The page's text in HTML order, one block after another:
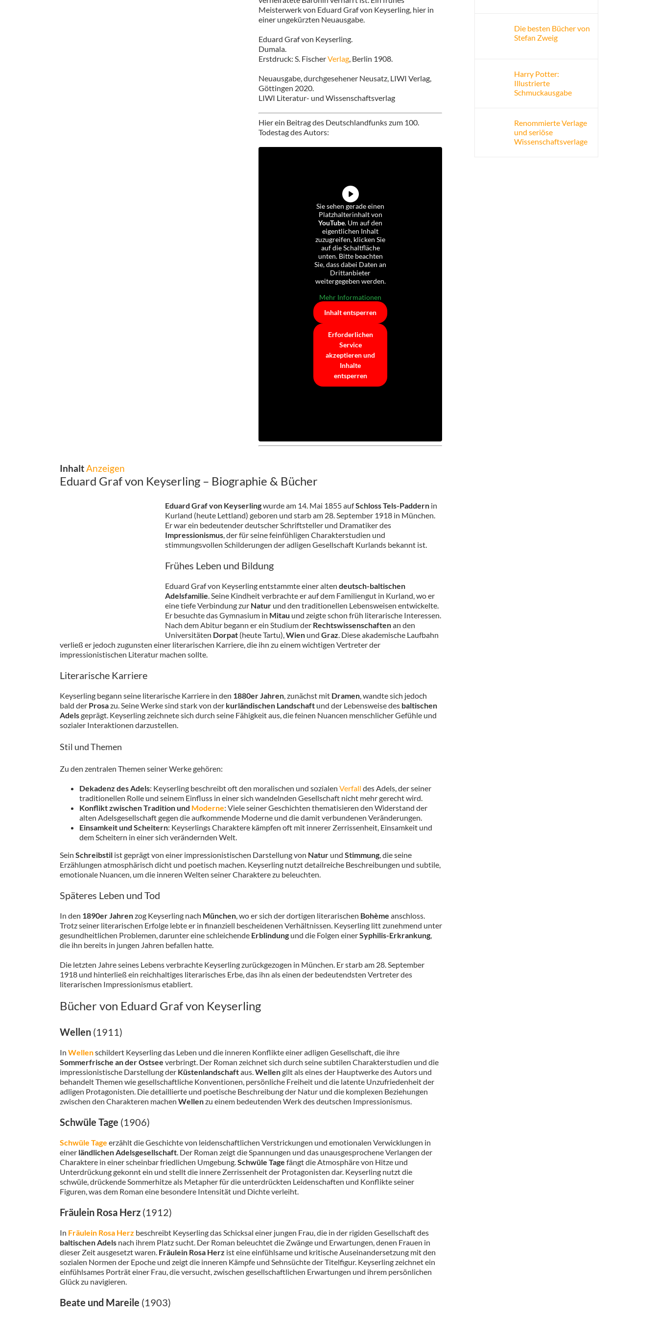
Meisterwerk von Eduard Graf von Keyserling, hier in
einer ungekürzten Neuausgabe.
Eduard Graf von Keyserling.
Dumala.
Erstdruck: S. FischerVerlag, Berlin 1908.
Neuausgabe, durchgesehener Neusatz, LIWI Verlag,
Göttingen 2020.
LIWI Literatur- und Wissenschaftsverlag
Hier ein Beitrag des Deutschlandfunks zum 100.
Todestag des Autors:
Sie sehen gerade einen
Platzhalterinhalt von
YouTube. Um auf den
eigentlichen Inhalt
zuzugreifen, klicken Sie
auf die Schaltfläche
unten. Bitte beachten
Sie, dass dabei Daten an
Drittanbieter
weitergegeben werden.
Mehr Informationen
Inhalt entsperren
Erforderlichen
Service
akzeptieren und
Inhalte
entsperren
InhaltAnzeigen
Eduard Graf von Keyserling – Biographie & Bücher
Eduard Graf von Keyserlingwurde am 14. Mai 1855 aufSchloss Tels-Paddernin
Kurland (heute Lettland) geboren und starb am 28. September 1918 in München.
Er war ein bedeutender deutscher Schriftsteller und Dramatiker des
Impressionismus, der für seine feinfühligen Charakterstudien und
stimmungsvollen Schilderungen der adligen Gesellschaft Kurlands bekannt ist.
Frühes Leben und Bildung
Eduard Graf von Keyserling entstammte einer alten deutsch-baltischen
Adelsfamilie. Seine Kindheit verbrachte er auf dem Familiengut in Kurland, wo er
eine tiefe Verbindung zur Naturund den traditionellen Lebensweisen entwickelte.
Er besuchte das Gymnasium in Mitau und zeigte schon früh literarische Interessen.
Nach dem Abitur begann er ein Studium der Rechtswissenschaftenan den
Universitäten Dorpat(heute Tartu),Wienund Graz. Diese akademische Laufbahn
verließ er jedoch zugunsten einer literarischen Karriere, die ihn zu einem wichtigen Vertreter der
impressionistischen Literatur machen sollte.
Literarische Karriere
Keyserling begann seine literarische Karriere in den 1880er Jahren, zunächst mit Dramen, wandte sich jedoch
bald der Prosazu. Seine Werke sind stark von der kurländischen Landschaftund der Lebensweise des baltischen
Adelsgeprägt. Keyserling zeichnete sich durch seine Fähigkeit aus, die feinen Nuancen menschlicher Gefühle und
sozialer Interaktionen darzustellen.
Stil und Themen
Zu den zentralen Themen seiner Werke gehören:
Dekadenz des Adels: Keyserling beschreibt oft den moralischen und sozialen Verfall des Adels, der seiner
traditionellen Rolle und seinem Einfluss in einer sich wandelnden Gesellschaft nicht mehr gerecht wird.
Konflikt zwischen Tradition und Moderne: Viele seiner Geschichten thematisieren den Widerstand der
alten Adelsgesellschaft gegen die aufkommende Moderne und die damit verbundenen Veränderungen.
Einsamkeit und Scheitern: Keyserlings Charaktere kämpfen oft mit innerer Zerrissenheit, Einsamkeit und
dem Scheitern in einer sich verändernden Welt.
Sein Schreibstilist geprägt von einer impressionistischen Darstellung von Naturund Stimmung, die seine
Erzählungen atmosphärisch dicht und poetisch machen. Keyserling nutzt detailreiche Beschreibungen und subtile,
emotionale Nuancen, um die inneren Welten seiner Charaktere zu beleuchten.
Späteres Leben und Tod
In den 1890er Jahrenzog Keyserling nach München, wo er sich der dortigen literarischen Bohème anschloss.
Trotz seiner literarischen Erfolge lebte er in finanziell bescheidenen Verhältnissen. Keyserling litt zunehmend unter
gesundheitlichen Problemen, darunter eine schleichende Erblindungund die Folgen einerSyphilis-Erkrankung,
die ihn bereits in jungen Jahren befallen hatte.
Die letzten Jahre seines Lebens verbrachte Keyserling zurückgezogen in München. Er starb am 28. September
1918 und hinterließ ein reichhaltiges literarisches Erbe, das ihn als einen der bedeutendsten Vertreter des
literarischen Impressionismus etabliert.
Bücher von Eduard Graf von Keyserling
Wellen(1911)
In Wellenschildert Keyserling das Leben und die inneren Konflikte einer adligen Gesellschaft, die ihre
Sommerfrische an der Ostsee verbringt. Der Roman zeichnet sich durch seine subtilen Charakterstudien und die
impressionistische Darstellung der Küstenlandschaftaus. Wellengilt als eines der Hauptwerke des Autors und
behandelt Themen wie gesellschaftliche Konventionen, persönliche Freiheit und die latente Unzufriedenheit der
adligen Protagonisten. Die detaillierte und poetische Beschreibung der Natur und die komplexen Beziehungen
zwischen den Charakteren machen Wellenzu einem bedeutenden Werk des deutschen Impressionismus.
Schwüle Tage (1906)
Schwüle Tage erzählt die Geschichte von leidenschaftlichen Verstrickungen und emotionalen Verwicklungen in
einer ländlichen Adelsgesellschaft. Der Roman zeigt die Spannungen und das unausgesprochene Verlangen der
Charaktere in einer scheinbar friedlichen Umgebung. Schwüle Tage fängt die Atmosphäre von Hitze und
Unterdrückung gekonnt ein und stellt die innere Zerrissenheit der Protagonisten dar. Keyserling nutzt die
schwüle, drückende Sommerhitze als Metapher für die unterdrückten Leidenschaften und Konflikte seiner
Figuren, was dem Roman eine besondere Intensität und Dichte verleiht.
Fräulein Rosa Herz(1912)
In Fräulein Rosa Herz beschreibt Keyserling das Schicksal einer jungen Frau, die in der rigiden Gesellschaft des
baltischen Adelsnach ihrem Platz sucht. Der Roman beleuchtet die Zwänge und Erwartungen, denen Frauen in
dieser Zeit ausgesetzt waren. Fräulein Rosa Herz ist eine einfühlsame und kritische Auseinandersetzung mit den
sozialen Normen der Epoche und zeigt die inneren Kämpfe und Sehnsüchte der Titelfigur. Keyserling zeichnet ein
einfühlsames Porträt einer Frau, die versucht, zwischen gesellschaftlichen Erwartungen und ihrem persönlichen
Glück zu navigieren.
Beate und Mareile (1903)
Die besten Bücher von
Stefan Zweig
Harry Potter:
Illustrierte
Schmuckausgabe
Renommierte Verlage
und seriöse
Wissenschaftsverlage